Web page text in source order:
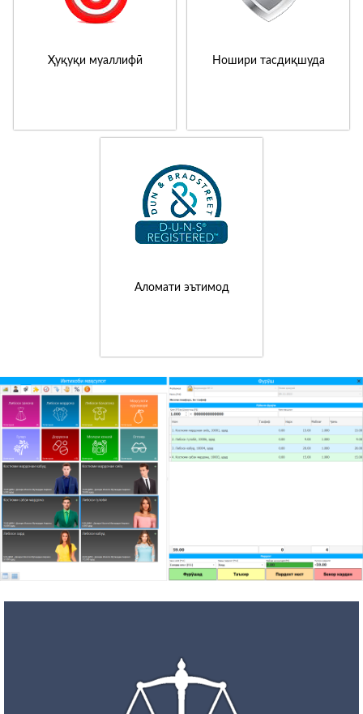
Ҳуқуқи муаллифӣ Ношири тасдиқшуда
Аломати эътимод